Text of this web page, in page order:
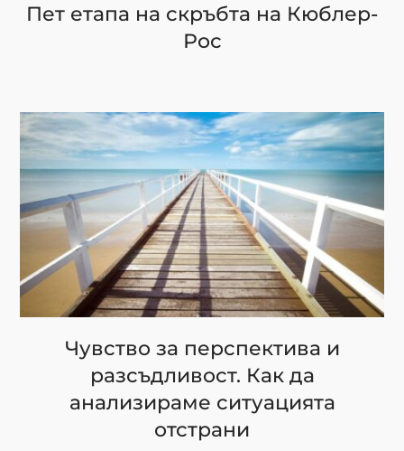
Пет етапа на скръбта на Кюблер-
Рос
Чувство за перспектива и
разсъдливост. Как да
анализираме ситуацията
отстрани